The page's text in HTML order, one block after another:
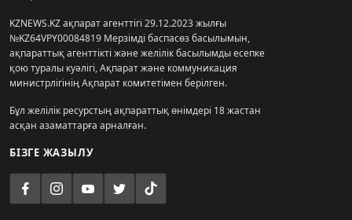
KZNEWS.KZ ақпарат агенттігі 29.12.2023 жылғы
№KZ64VPY00084819 Мерзімді баспасөз басылымын,
ақпараттық агенттікті және желілік басылымды есепке
қою туралы куәлігі, Ақпарат және коммуникация
министрлігінің Ақпарат комитетімен берілген.
Бұл желілік ресурстың ақпараттық өнімдері 18 жастан
асқан азаматтарға арналған.
БІЗГЕ ЖАЗЫЛУ